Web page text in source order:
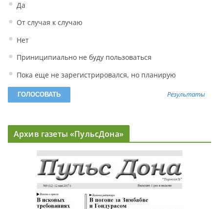
Да
От случая к случаю
Нет
Приниципиально не буду пользоваться
Пока еще не зарегистрировался, но планирую
Результаты
Архив газеты «ПульсДона»